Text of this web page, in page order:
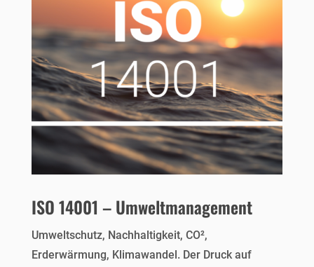
ISO 14001 – Umweltmanagement
Umweltschutz, Nachhaltigkeit, CO²,
Erderwärmung, Klimawandel. Der Druck auf